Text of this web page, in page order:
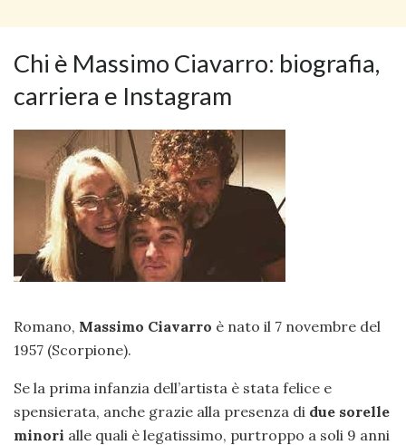
Chi è Massimo Ciavarro: biografia,
carriera e Instagram
Romano, Massimo Ciavarro è nato il 7 novembre del
1957 (Scorpione).
Se la prima infanzia dell’artista è stata felice e
spensierata, anche grazie alla presenza di due sorelle
minori alle quali è legatissimo, purtroppo a soli 9 anni